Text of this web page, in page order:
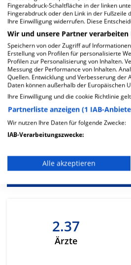
Mehr Informationen
Besondere Merkmale
2.37
Ärzte
Fingerabdruck-Schaltfläche in der linken
Fingerabdruck oder den Link in der Fußzeile
Ihre Einwilligung widerrufen. Diese
Wir und unsere Partner
Speichern von oder Zugriff auf
Erstellung von Profilen für personalisierte
Profilen zur Personalisierung von Inhalten.
Messung der Performance von Inhalten.
Quellen. Entwicklung und Verbesserung
Daten können außerhalb der Europäischen
Ihre Einwilligung und die cookie Richtlinie
Partnerliste anzeigen (1 IAB-
Wir nutzen Ihre Daten für folgende Zwecke:
IAB-Verarbeitungszwecke:
Verwendung reduzierter Daten
Verwendung von Profilen zur
Erstellung von Profilen zur
Verwendung von Profilen zur
Alle akzeptieren